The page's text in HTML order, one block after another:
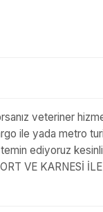
veteriner
ile yada metro
temin ediyoruz
VE KARNESİ